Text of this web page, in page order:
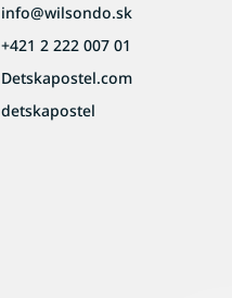
info@wilsondo.sk
+421 2 222 007 01
Detskapostel.com
detskapostel